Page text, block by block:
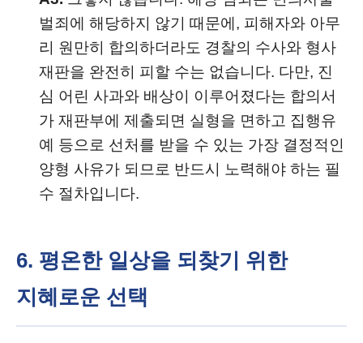
벌죄에 해당하지 않기 때문에, 피해자와 아무
리 원만히 합의하더라도 경찰의 수사와 형사
재판을 완전히 피할 수는 없습니다. 다만, 진
심 어린 사과와 배상이 이루어졌다는 합의서
가 재판부에 제출되면 실형을 면하고 집행유
예 등으로 선처를 받을 수 있는 가장 결정적인
양형 사유가 되므로 반드시 노력해야 하는 필
수 절차입니다.
6. 평온한 일상을 되찾기 위한
지혜로운 선택